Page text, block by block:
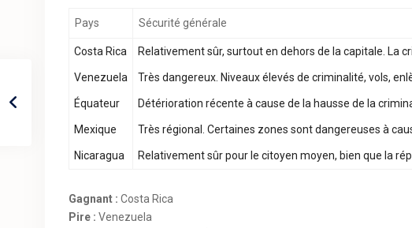
Pays Sécurité générale
Costa Rica Relativement sûr, surtout en dehors de la capitale. La
Venezuela Très dangereux. Niveaux élevés de criminalité, vols,
Équateur Détérioration récente à cause de la hausse de la
Mexique Très régional. Certaines zones sont dangereuses à
Nicaragua Relativement sûr pour le citoyen moyen, bien que la
Gagnant : Costa Rica
Pire : Venezuela